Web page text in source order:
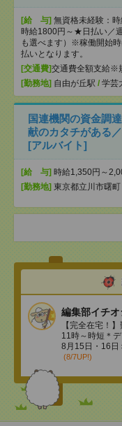
[給 与] 無資格未経験：
時給1800円～★日払い／
も選べます）※稼働開始
払いとなります。
[交通費]交通費全額支給※
[勤務地] 自由が丘駅 / 学芸
国連機関の資金調
献のカタチがある
[アルバイト]
[給 与] 時給1,350円～
[勤務地] 東京都立川市曙町
編集部イチオ
【完全在宅！
11時～時短＊
8月15日・16日
(8/7UP!)